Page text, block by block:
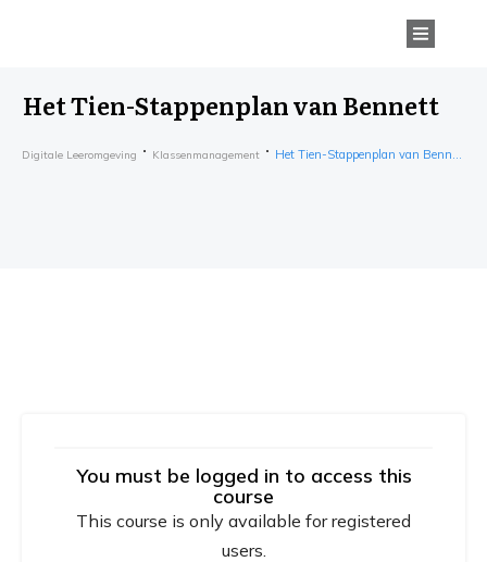
Het Tien-Stappenplan van Bennett
Digitale Leeromgeving Klassenmanagement
You must be logged in to access this
course
This course is only available for registered
users.